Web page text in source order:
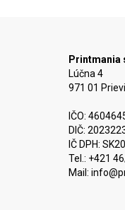
Printmania
Lúčna 4
971 01
IČO:
DIČ:
IČ DPH:
Tel.: +421
Mail: